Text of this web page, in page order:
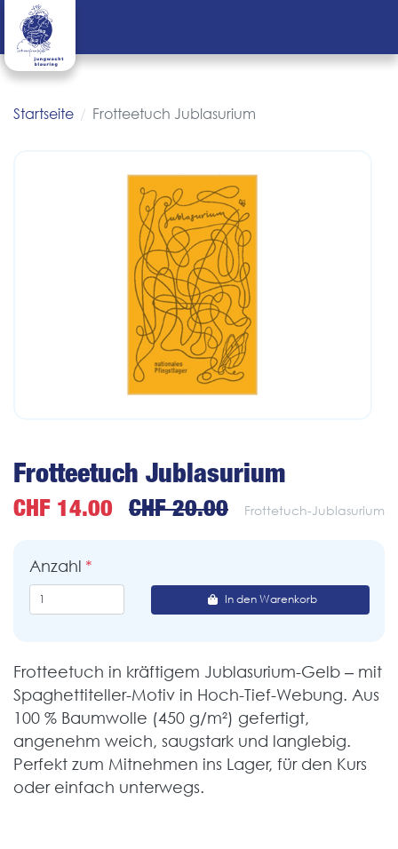
Startseite Frotteetuch Jublasurium
Frotteetuch Jublasurium
CHF 14.00 CHF 20.00 Frottetuch-Jublasurium
Anzahl
In den Warenkorb
Frotteetuch in kräftigem Jublasurium-Gelb – mit
Spaghettiteller-Motiv in Hoch-Tief-Webung. Aus
100 % Baumwolle (450 g/m²) gefertigt,
angenehm weich, saugstark und langlebig.
Perfekt zum Mitnehmen ins Lager, für den Kurs
oder einfach unterwegs.